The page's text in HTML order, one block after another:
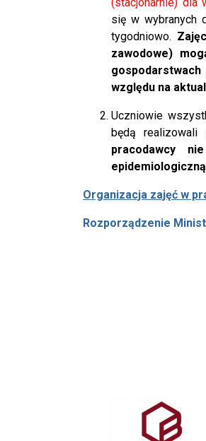
się w wybranych
tygodniowo.
zawodowe)
względu na
Uczniowie
będą realizowali
pracodawcy
Organizacja zajęć w
Rozporządzenie